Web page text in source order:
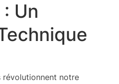
Un
révolutionnent notre